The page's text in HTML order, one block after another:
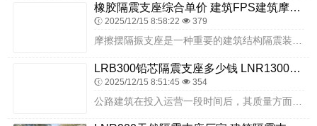
橡胶隔震支座综合单价 建筑FPS建筑摩擦摆支座生产厂家 J4Q铅芯橡胶隔震支座源头工厂
2025/12/15 8:58:22 379
LRB300铅芯隔震支座多少钱 LNR1300隔震支座生产厂家 减隔震橡胶支座多少钱
2025/12/15 8:51:45 354